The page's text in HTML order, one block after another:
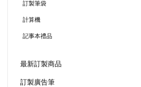
訂製筆袋
計算機
記事本禮品
最新訂製商品
訂製廣告筆